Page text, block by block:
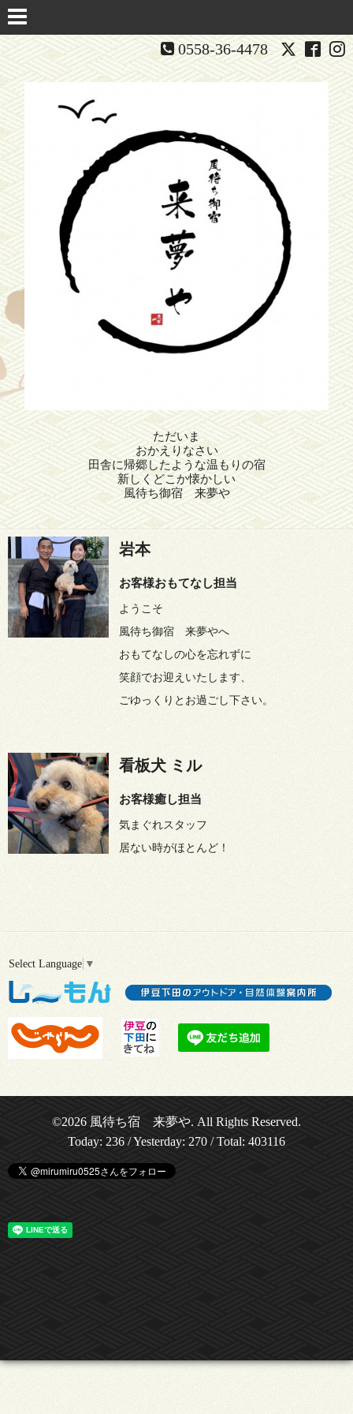
0558-36-4478
ただいま
おかえりなさい
田舎に帰郷したような温もりの宿
新しくどこか懐かしい
風待ち御宿 来夢や
岩本
お客様おもてなし担当
ようこそ
風待ち御宿 来夢やへ
おもてなしの心を忘れずに
笑顔でお迎えいたします、
ごゆっくりとお過ごし下さい。
看板犬 ミル
お客様癒し担当
気まぐれスタッフ
居ない時がほとんど！
Select Language ▼
©2026 風待ち宿 来夢や. All Rights Reserved.
Today: 236 / Yesterday: 270 / Total: 403116